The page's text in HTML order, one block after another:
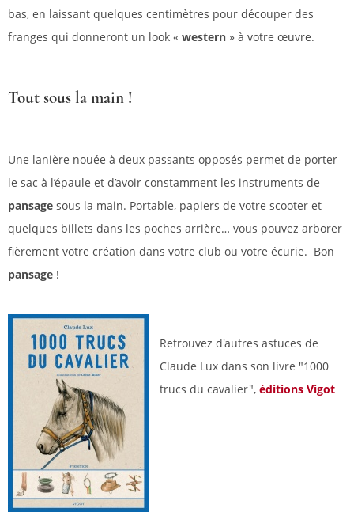
bas, en laissant quelques centimètres pour découper des
franges qui donneront un look « western » à votre œuvre.
Tout sous la main !
Une lanière nouée à deux passants opposés permet de porter
le sac à l’épaule et d’avoir constamment les instruments de
pansage sous la main. Portable, papiers de votre scooter et
quelques billets dans les poches arrière… vous pouvez arborer
fièrement votre création dans votre club ou votre écurie. Bon
pansage !
Retrouvez d'autres astuces de
Claude Lux dans son livre "1000
trucs du cavalier", éditions Vigot